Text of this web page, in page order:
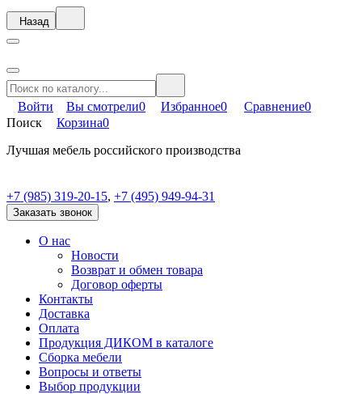
Назад
Войти Вы смотрели0 Избранное0 Сравнение0
Поиск
Корзина0
Лучшая мебель российского производства
+7 (985) 319-20-15, +7 (495) 949-94-31
Заказать звонок
О нас
Новости
Возврат и обмен товара
Договор оферты
Контакты
Доставка
Оплата
Продукция ДИКОМ в каталоге
Сборка мебели
Вопросы и ответы
Выбор продукции